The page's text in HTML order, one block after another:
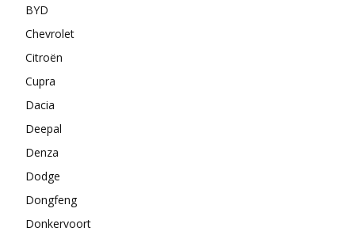
BYD
Chevrolet
Citroën
Cupra
Dacia
Deepal
Denza
Dodge
Dongfeng
Donkervoort